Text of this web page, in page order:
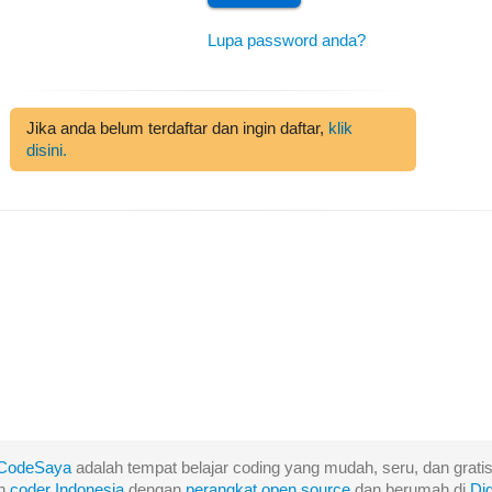
Lupa password anda?
Jika anda belum terdaftar dan ingin daftar, klik
disini.
adalah tempat belajar coding yang mudah, seru, dan